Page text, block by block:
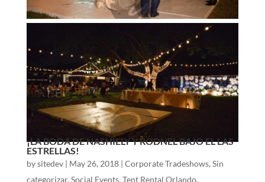
¡LA BODA DE NASHIELY Y RODNEL BAJO EL LAS
ESTRELLAS!
bysitedev| May 26, 2018| Corporate Tradeshows, Sin
categorizar, Social Events, Tent Rental Orlando,